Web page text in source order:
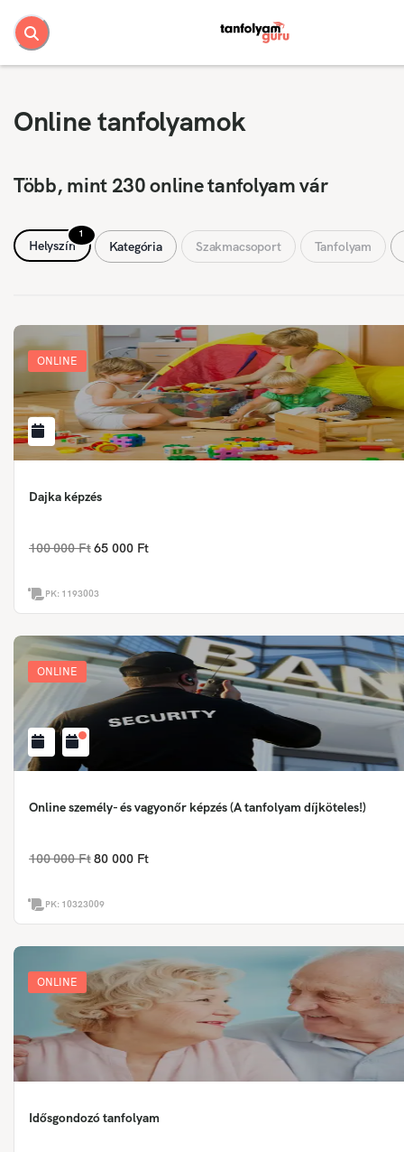
Online tanfolyamok
Több, mint 230 online tanfolyam vár
1
Helyszín Kategória Szakmacsoport Tanfolyam
ONLINE
Dajka képzés
100 000 Ft 65 000 Ft
PK: 1193003
ONLINE
Online személy- és vagyonőr képzés (A tanfolyam díjköteles!)
100 000 Ft 80 000 Ft
PK: 10323009
ONLINE
Idősgondozó tanfolyam